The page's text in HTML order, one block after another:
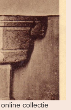
collectie